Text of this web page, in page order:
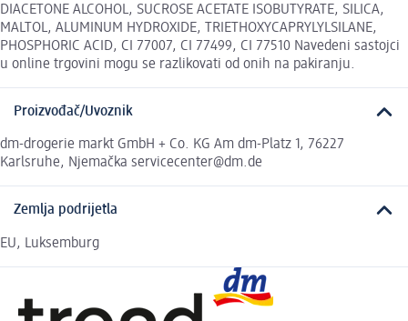
DIACETONE ALCOHOL, SUCROSE ACETATE ISOBUTYRATE, SILICA,
MALTOL, ALUMINUM HYDROXIDE, TRIETHOXYCAPRYLYLSILANE,
PHOSPHORIC ACID, CI 77007, CI 77499, CI 77510 Navedeni sastojci
u online trgovini mogu se razlikovati od onih na pakiranju.
Proizvođač/Uvoznik
dm-drogerie markt GmbH + Co. KG Am dm-Platz 1, 76227
Karlsruhe, Njemačka servicecenter@dm.de
Zemlja podrijetla
EU, Luksemburg